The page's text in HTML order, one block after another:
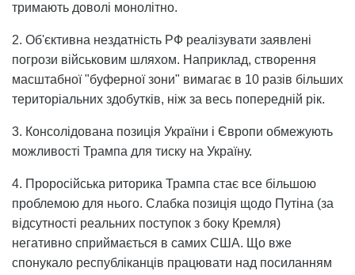
тримають доволі монолітно.
2. Об'єктивна нездатність РФ реалізувати заявлені
погрози військовим шляхом. Наприклад, створення
масштабної "буферної зони" вимагає в 10 разів більших
територіальних здобутків, ніж за весь попередній рік.
3. Консолідована позиція України і Європи обмежують
можливості Трампа для тиску на Україну.
4. Проросійська риторика Трампа стає все більшою
проблемою для нього. Слабка позиція щодо Путіна (за
відсутності реальних поступок з боку Кремля)
негативно сприймається в самих США. Що вже
спонукало республіканців працювати над посиланням